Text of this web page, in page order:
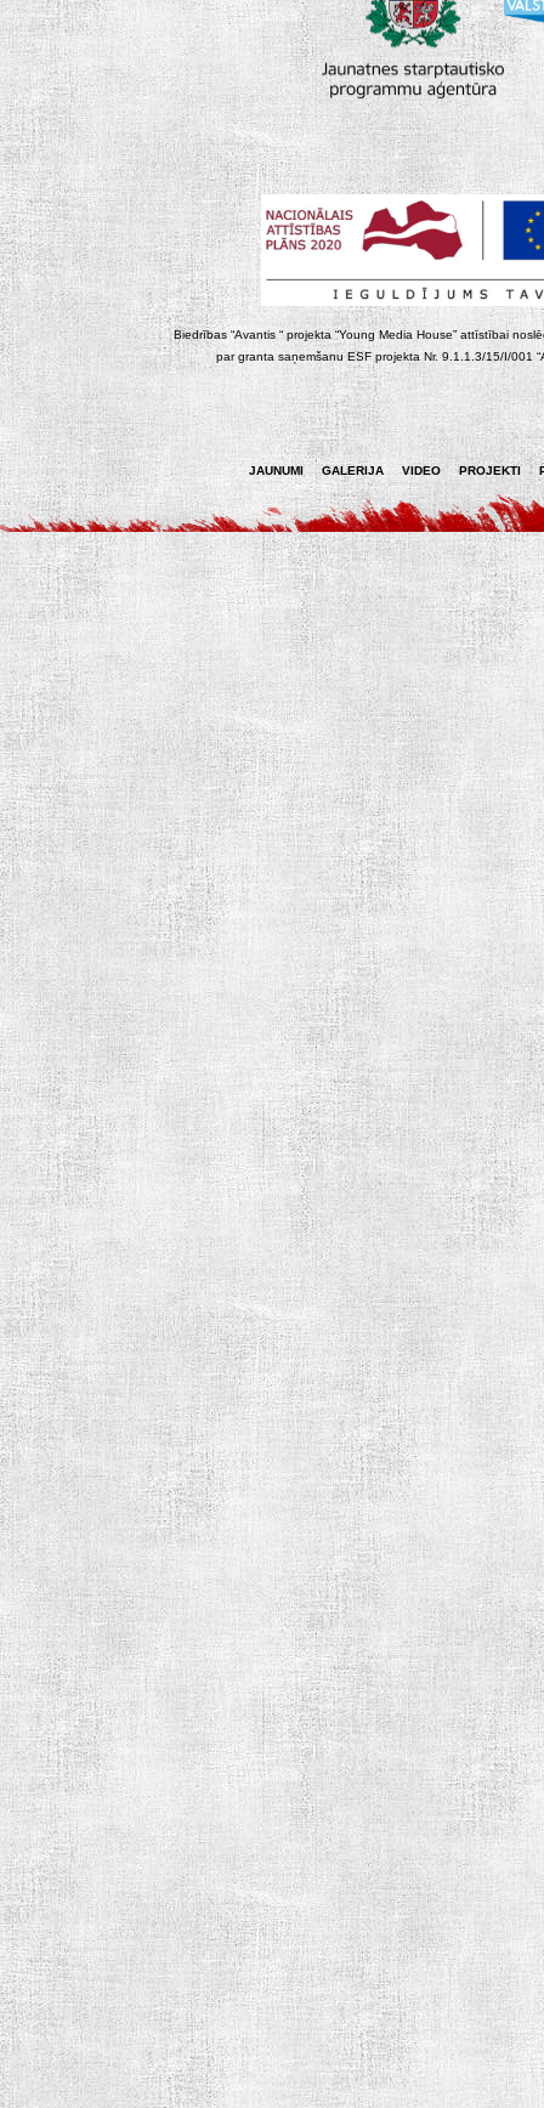
Biedrības “Avantis “ projekta “Young Media House” attīstībai
par granta saņemšanu ESF projekta Nr. 9.1.1.3/15/I/001
JAUNUMI GALERIJA VIDEO PROJEKTI